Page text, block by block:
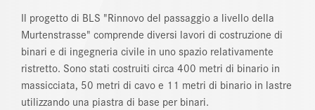
Il progetto di BLS "Rinnovo del passaggio a livello della
Murtenstrasse" comprende diversi lavori di costruzione di
binari e di ingegneria civile in uno spazio relativamente
ristretto. Sono stati costruiti circa 400 metri di binario in
massicciata, 50 metri di cavo e 11 metri di binario in lastre
utilizzando una piastra di base per binari.